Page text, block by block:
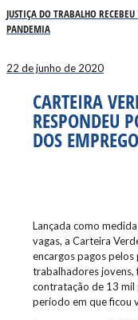
JUSTIÇA DO TRABALHO
PANDEMIA
22 de junho de 2020
CARTEIRA
RESPONDEU
DOS
Lançada como
vagas, a Carteira
encargos pagos
trabalhadores jovens,
contratação de 13 mil
período em que ficou